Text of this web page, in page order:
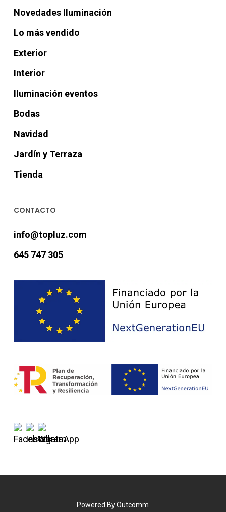
Novedades Iluminación
Lo más vendido
Exterior
Interior
Iluminación eventos
Bodas
Navidad
Jardín y Terraza
Tienda
CONTACTO
info@topluz.com
645 747 305
Powered ByOutcomm